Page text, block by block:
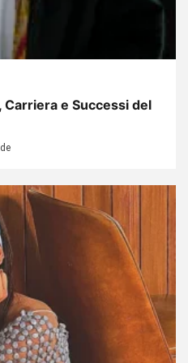
Carriera e Successi del